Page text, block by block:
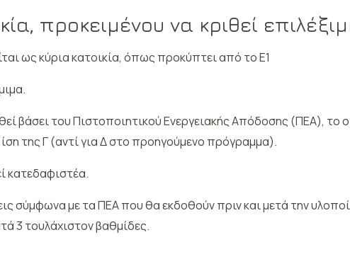
προκειμένου να κριθεί
ως κύρια κατοικία, όπως προκύπτει από το Ε1
βάσει του Πιστοποιητικού Ενεργειακής Απόδοσης (ΠΕΑ), το
της Γ (αντί για Δ στο προηγούμενο πρόγραμμα).
κατεδαφιστέα.
σύμφωνα με τα ΠΕΑ που θα εκδοθούν πριν και μετά την
3 τουλάχιστον βαθμίδες.